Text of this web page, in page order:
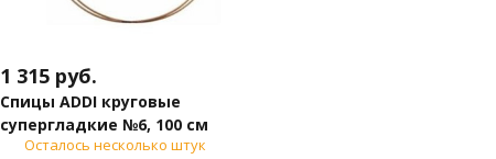
1 315 руб.
Спицы ADDI круговые
супергладкие №6, 100 см
Осталось несколько штук